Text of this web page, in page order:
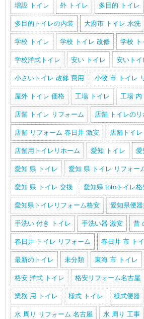
増設 トイレ 外 トイレ 多目的 トイレ
多目的トイレの内装 大府市 トイレ 水洗
学校 トイレ 学校 トイレ 改修 学校 ト
学校洋式トイレ 安い トイレ 安いトイ
小さいトイレ 改修 費用 小牧 市 トイレ
屋外 トイレ 価格 工場 トイレ 工場 内
店舗 トイレ リフォーム 店舗 トイレのリ
店舗 リフォーム 春日井 激安 店舗トイレ
店舗用トイレリホーム 愛知 トイレ 愛
愛知 県 トイレ 愛知 県 トイレ リフォー
愛知 県 トイレ 交換 愛知県 totoトイレ格
愛知県トイレリフォーム格安 愛知県便
手洗い 付き トイレ 手洗い器 激安 昔
春日井 トイレ リフォーム 春日井 市 ト
最新のトイレ 未分類 東海 市 トイレ
格安 洋式 トイレ 格安リフォーム名古屋
業務 用 トイレ 様式 トイレ 様式便器
水 周り リフォーム 名古屋 水 周り 工事